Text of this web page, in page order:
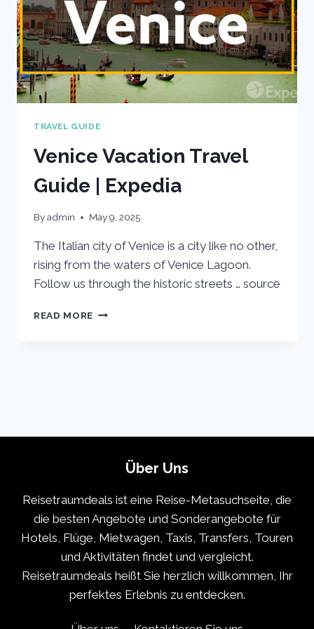
TRAVEL GUIDE
Venice Vacation Travel
Guide | Expedia
Byadmin May 9, 2025
The Italian city of Venice is a city like no other,
rising from the waters of Venice Lagoon.
Follow us through the historic streets … source
READ MORE VENICE
Über Uns
Reisetraumdeals ist eine Reise-Metasuchseite, die
die besten Angebote und Sonderangebote für
Hotels, Flüge, Mietwagen, Taxis, Transfers, Touren
und Aktivitäten findet und vergleicht.
Reisetraumdeals heißt Sie herzlich willkommen, Ihr
perfektes Erlebnis zu entdecken.